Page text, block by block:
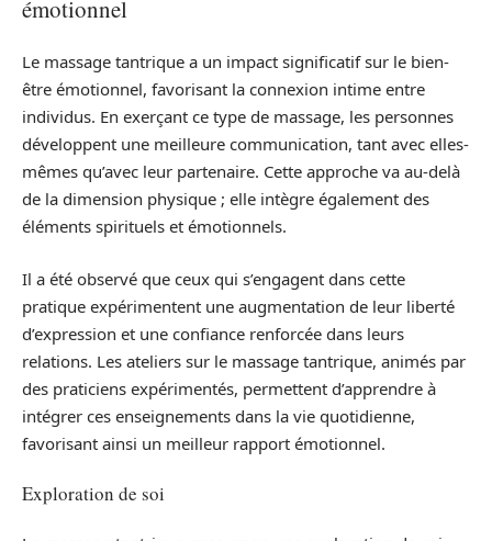
émotionnel
Le massage tantrique a un impact significatif sur le bien-
être émotionnel, favorisant la connexion intime entre
individus. En exerçant ce type de massage, les personnes
développent une meilleure communication, tant avec elles-
mêmes qu’avec leur partenaire. Cette approche va au-delà
de la dimension physique ; elle intègre également des
éléments spirituels et émotionnels.
Il a été observé que ceux qui s’engagent dans cette
pratique expérimentent une augmentation de leur liberté
d’expression et une confiance renforcée dans leurs
relations. Les ateliers sur le massage tantrique, animés par
des praticiens expérimentés, permettent d’apprendre à
intégrer ces enseignements dans la vie quotidienne,
favorisant ainsi un meilleur rapport émotionnel.
Exploration de soi